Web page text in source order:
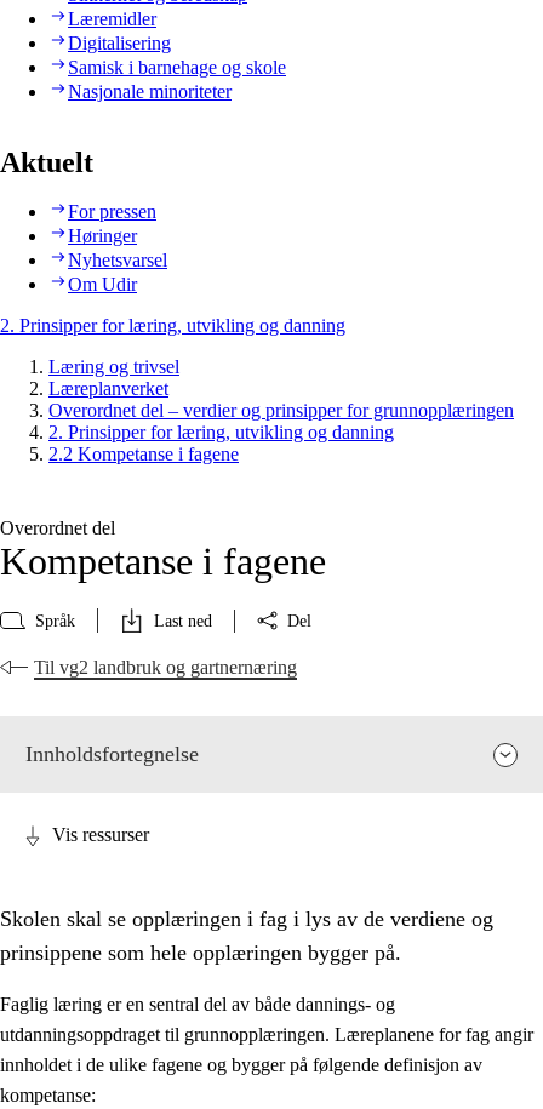
Læremidler
Digitalisering
Samisk i barnehage og skole
Nasjonale minoriteter
Aktuelt
For pressen
Høringer
Nyhetsvarsel
Om Udir
2. Prinsipper for læring, utvikling og danning
Læring og trivsel
Læreplanverket
Overordnet del – verdier og prinsipper for grunnopplæringen
2. Prinsipper for læring, utvikling og danning
2.2 Kompetanse i fagene
Overordnet del
Kompetanse i fagene
Språk Last ned Del
Til vg2 landbruk og gartnernæring
Innholdsfortegnelse
Vis ressurser
Skolen skal se opplæringen i fag i lys av de verdiene og
prinsippene som hele opplæringen bygger på.
Faglig læring er en sentral del av både dannings- og
utdanningsoppdraget til grunnopplæringen. Læreplanene for fag angir
innholdet i de ulike fagene og bygger på følgende definisjon av
kompetanse: